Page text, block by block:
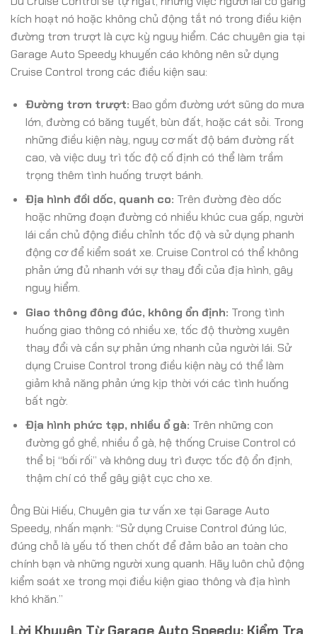
kích hoạt nó hoặc không chủ động tắt nó trong điều kiện
đường trơn trượt là cực kỳ nguy hiểm. Các chuyên gia tại
Garage Auto Speedy khuyến cáo không nên sử dụng
Cruise Control trong các điều kiện sau:
Đường trơn trượt: Bao gồm đường ướt sũng do mưa
lớn, đường có băng tuyết, bùn đất, hoặc cát sỏi. Trong
những điều kiện này, nguy cơ mất độ bám đường rất
cao, và việc duy trì tốc độ cố định có thể làm trầm
trọng thêm tình huống trượt bánh.
Địa hình đồi dốc, quanh co: Trên đường đèo dốc
hoặc những đoạn đường có nhiều khúc cua gấp, người
lái cần chủ động điều chỉnh tốc độ và sử dụng phanh
động cơ để kiểm soát xe. Cruise Control có thể không
phản ứng đủ nhanh với sự thay đổi của địa hình, gây
nguy hiểm.
Giao thông đông đúc, không ổn định: Trong tình
huống giao thông có nhiều xe, tốc độ thường xuyên
thay đổi và cần sự phản ứng nhanh của người lái. Sử
dụng Cruise Control trong điều kiện này có thể làm
giảm khả năng phản ứng kịp thời với các tình huống
bất ngờ.
Địa hình phức tạp, nhiều ổ gà: Trên những con
đường gồ ghề, nhiều ổ gà, hệ thống Cruise Control có
thể bị “bối rối” và không duy trì được tốc độ ổn định,
thậm chí có thể gây giật cục cho xe.
Ông Bùi Hiếu, Chuyên gia tư vấn xe tại Garage Auto
Speedy, nhấn mạnh: “Sử dụng Cruise Control đúng lúc,
đúng chỗ là yếu tố then chốt để đảm bảo an toàn cho
chính bạn và những người xung quanh. Hãy luôn chủ động
kiểm soát xe trong mọi điều kiện giao thông và địa hình
khó khăn.”